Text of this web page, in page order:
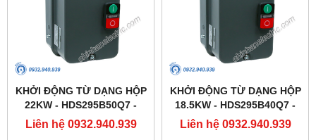
KHỞI ĐỘNG TỪ DẠNG HỘP
22KW - HDS295B50Q7 -
HIMEL
Liên hệ 0932.940.939
KHỞI ĐỘNG TỪ DẠNG HỘP
18.5KW - HDS295B40Q7 -
HIMEL
Liên hệ 0932.940.939